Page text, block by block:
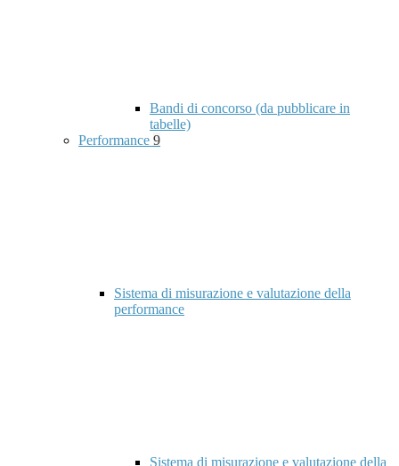
Bandi di concorso (da pubblicare in
tabelle)
Performance 9
Sistema di misurazione e valutazione della
performance
Sistema di misurazione e valutazione della